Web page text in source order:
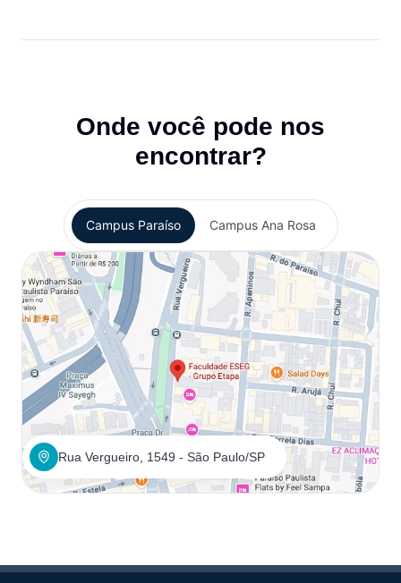
Onde você pode nos
encontrar?
Campus Paraíso Campus Ana Rosa
Rua Vergueiro, 1549 - São Paulo/SP